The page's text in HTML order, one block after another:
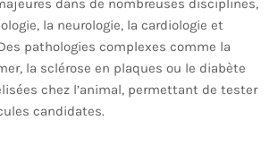
dans de nombreuses disciplines,
la neurologie, la cardiologie et
pathologies complexes comme la
la sclérose en plaques ou le diabète
chez l’animal, permettant de tester
candidates.